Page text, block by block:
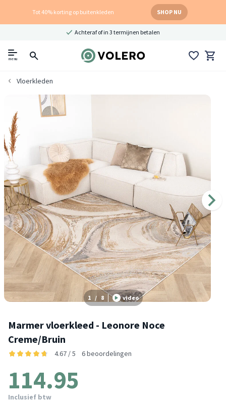
Tot 40% korting op buitenkleden SHOP NU
Achteraf of in 3 termijnen betalen
menu
Vloerkleden
1 / 8 video
Marmer vloerkleed - Leonore Noce
Creme/Bruin
4.67 / 5 6 beoordelingen
114.95
Inclusief btw